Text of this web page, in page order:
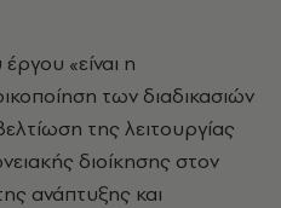
«είναι η
των διαδικασιών
της λειτουργίας
διοίκησης στον
ανάπτυξης και